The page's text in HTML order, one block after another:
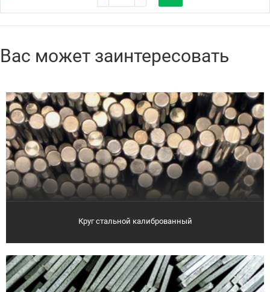
Вас может заинтересовать
Круг стальной калиброванный